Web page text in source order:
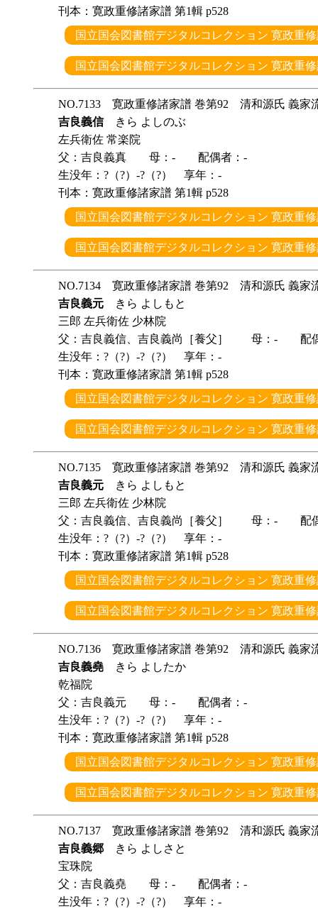
刊本：寛政重修諸家譜 第1輯 p528
国立国会図書館デジタルコレクション 寛政重
国立国会図書館デジタルコレクション 寛政重
NO.7133 寛政重修諸家譜 巻第92 清和源氏 義家
吉良義信きら よしのぶ
左兵衛佐 常楽院
父：吉良義真 母：- 配偶者：-
生没年：?（?）-?（?） 享年：-
刊本：寛政重修諸家譜 第1輯 p528
国立国会図書館デジタルコレクション 寛政重
国立国会図書館デジタルコレクション 寛政重
NO.7134 寛政重修諸家譜 巻第92 清和源氏 義家
吉良義元きら よしもと
三郎 左兵衛佐 少林院
父：吉良義信、吉良義尚［養父］ 母：- 配
生没年：?（?）-?（?） 享年：-
刊本：寛政重修諸家譜 第1輯 p528
国立国会図書館デジタルコレクション 寛政重
国立国会図書館デジタルコレクション 寛政重
NO.7135 寛政重修諸家譜 巻第92 清和源氏 義家
吉良義元きら よしもと
三郎 左兵衛佐 少林院
父：吉良義信、吉良義尚［養父］ 母：- 配
生没年：?（?）-?（?） 享年：-
刊本：寛政重修諸家譜 第1輯 p528
国立国会図書館デジタルコレクション 寛政重
国立国会図書館デジタルコレクション 寛政重
NO.7136 寛政重修諸家譜 巻第92 清和源氏 義家
吉良義堯きら よしたか
乾福院
父：吉良義元 母：- 配偶者：-
生没年：?（?）-?（?） 享年：-
刊本：寛政重修諸家譜 第1輯 p528
国立国会図書館デジタルコレクション 寛政重
国立国会図書館デジタルコレクション 寛政重
NO.7137 寛政重修諸家譜 巻第92 清和源氏 義家
吉良義郷きら よしさと
宝珠院
父：吉良義堯 母：- 配偶者：-
生没年：?（?）-?（?） 享年：-